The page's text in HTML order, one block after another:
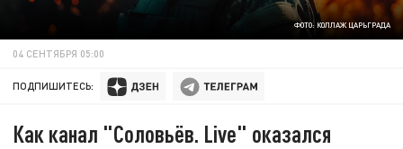
ФОТО: КОЛЛАЖ ЦАРЬГРАДА
04 СЕНТЯБРЯ 05:00
ПОДПИШИТЕСЬ:
Как канал "Соловьёв. Live" оказался